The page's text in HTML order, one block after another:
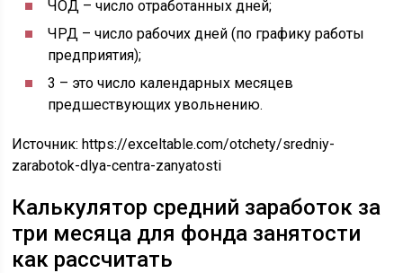
ЧОД – число отработанных дней;
ЧРД – число рабочих дней (по графику работы
предприятия);
3 – это число календарных месяцев
предшествующих увольнению.
Источник:https://exceltable.com/otchety/sredniy-
zarabotok-dlya-centra-zanyatosti
Калькулятор средний заработок за
три месяца для фонда занятости
как рассчитать